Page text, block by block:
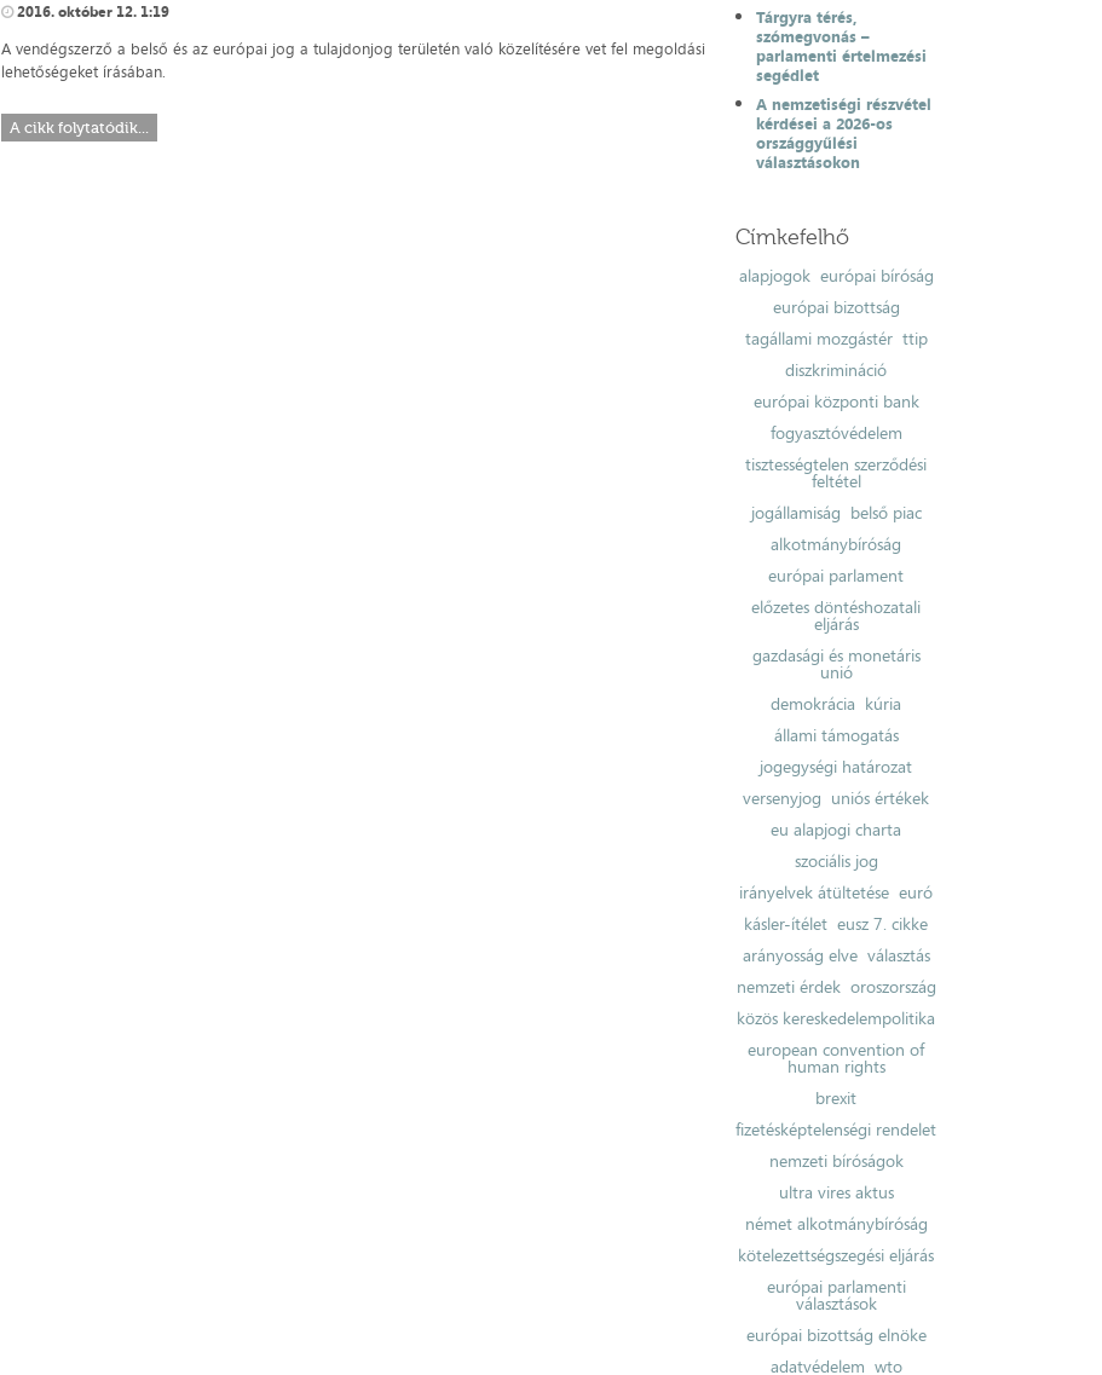
2016. október 12. 1:19
A vendégszerző a belső és az európai jog a tulajdonjog területén való közelítésére vet fel megoldási
lehetőségeket írásában.
A cikk folytatódik...
Tárgyra térés,
szómegvonás –
parlamenti értelmezési
segédlet
A nemzetiségi részvétel
kérdései a 2026-os
országgyűlési
választásokon
Címkefelhő
alapjogok európai bíróság
európai bizottság
tagállami mozgástér ttip
diszkrimináció
európai központi bank
fogyasztóvédelem
tisztességtelen szerződési
feltétel
jogállamiság belső piac
alkotmánybíróság
európai parlament
előzetes döntéshozatali
eljárás
gazdasági és monetáris
unió
demokrácia kúria
állami támogatás
jogegységi határozat
versenyjog uniós értékek
eu alapjogi charta
szociális jog
irányelvek átültetése euró
kásler-ítélet eusz 7. cikke
arányosság elve választás
nemzeti érdek oroszország
közös kereskedelempolitika
european convention of
human rights
brexit
fizetésképtelenségi rendelet
nemzeti bíróságok
ultra vires aktus
német alkotmánybíróság
kötelezettségszegési eljárás
európai parlamenti
választások
európai bizottság elnöke
adatvédelem wto